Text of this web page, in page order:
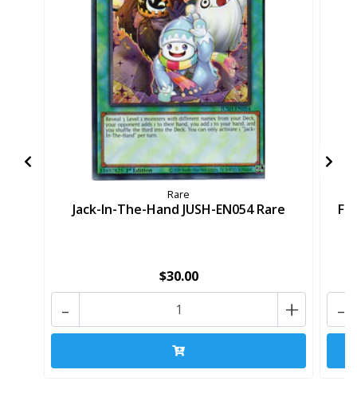
Rare
Jack-In-The-Hand JUSH-EN054 Rare
$30.00
+
- -